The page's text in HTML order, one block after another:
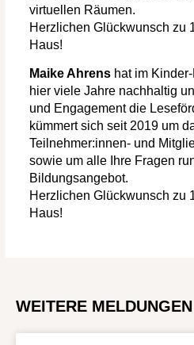
virtuellen Räumen.
Herzlichen Glückwunsch zu
Haus!
Maike Ahrens hat im
hier viele Jahre nachhaltig
und Engagement die
kümmert sich seit 2019 um
Teilnehmer:innen- und
sowie um alle Ihre Fragen
Bildungsangebot.
Herzlichen Glückwunsch zu
Haus!
WEITERE MELDUNGEN